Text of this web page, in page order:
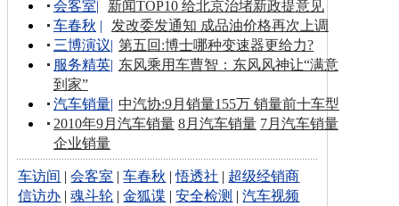
会客室|
新闻TOP10 给北京治堵新政提意见
车春秋 |
发改委发通知 成品油价格再次上调
三博演议| 第五回:博士哪种变速器更给力?
服务精英| 东风乘用车曹智：东风风神让“满意
到家”
汽车销量| 中汽协:9月销量155万 销量前十车型
2010年9月汽车销量 8月汽车销量 7月汽车销量
企业销量
车访间 |会客室 |车春秋 |悟透社 | 超级经销商
信访办 |魂斗轮 |金狐谍 |安全检测 |汽车视频